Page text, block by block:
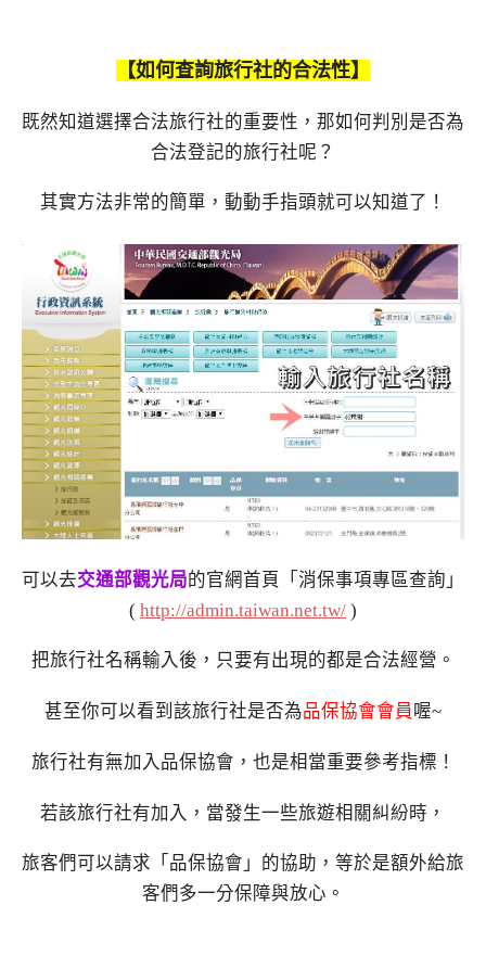
【如何查詢旅行社的合法性】
既然知道選擇合法旅行社的重要性，那如何判別是否為
合法登記的旅行社呢？
其實方法非常的簡單，動動手指頭就可以知道了！
可以去交通部觀光局的官網首頁「消保事項專區查詢」
( http://admin.taiwan.net.tw/ )
把旅行社名稱輸入後，只要有出現的都是合法經營。
甚至你可以看到該旅行社是否為品保協會會員喔~
旅行社有無加入品保協會，也是相當重要參考指標！
若該旅行社有加入，當發生一些旅遊相關糾紛時，
旅客們可以請求「品保協會」的協助，等於是額外給旅
客們多一分保障與放心。